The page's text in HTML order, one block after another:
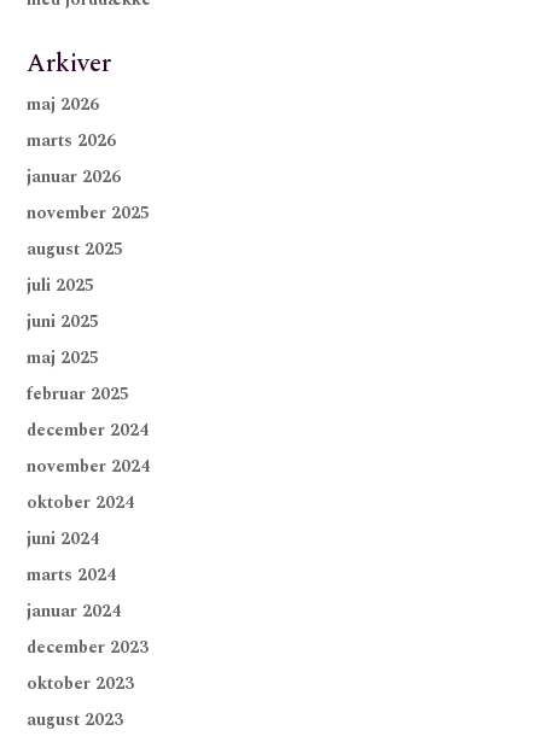
Arkiver
maj 2026
marts 2026
januar 2026
november 2025
august 2025
juli 2025
juni 2025
maj 2025
februar 2025
december 2024
november 2024
oktober 2024
juni 2024
marts 2024
januar 2024
december 2023
oktober 2023
august 2023